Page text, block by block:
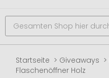
Startseite Giveaways
Flaschenöffner Holz